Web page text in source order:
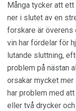
Många tycker att
ner i slutet av en
forskare är
vin har fördelar för
lutande sluttning,
problem på nästan
orsakar mycket
har problem med
eller två drycker